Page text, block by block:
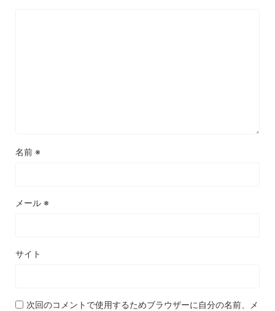
名前 ※
メール ※
サイト
次回のコメントで使用するためブラウザーに自分の名前、メ